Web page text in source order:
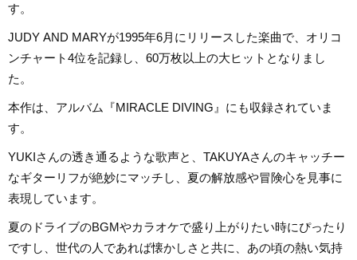
す。
JUDY AND MARYが1995年6月にリリースした楽曲で、オリコ
ンチャート4位を記録し、60万枚以上の大ヒットとなりまし
た。
本作は、アルバム『MIRACLE DIVING』にも収録されていま
す。
YUKIさんの透き通るような歌声と、TAKUYAさんのキャッチー
なギターリフが絶妙にマッチし、夏の解放感や冒険心を見事に
表現しています。
夏のドライブのBGMやカラオケで盛り上がりたい時にぴったり
ですし、世代の人であれば懐かしさと共に、あの頃の熱い気持